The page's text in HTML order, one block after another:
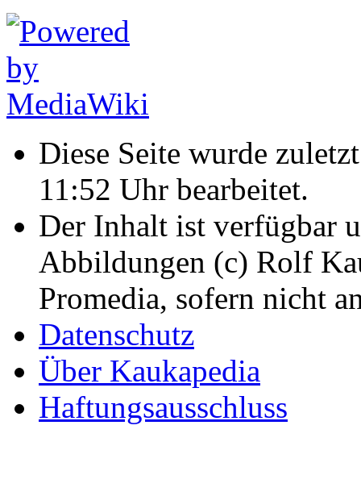
Diese Seite wurde
11:52 Uhr bearbeitet.
Der Inhalt ist verfügbar
Abbildungen (c) Rolf
Promedia, sofern nicht
Datenschutz
Über Kaukapedia
Haftungsausschluss